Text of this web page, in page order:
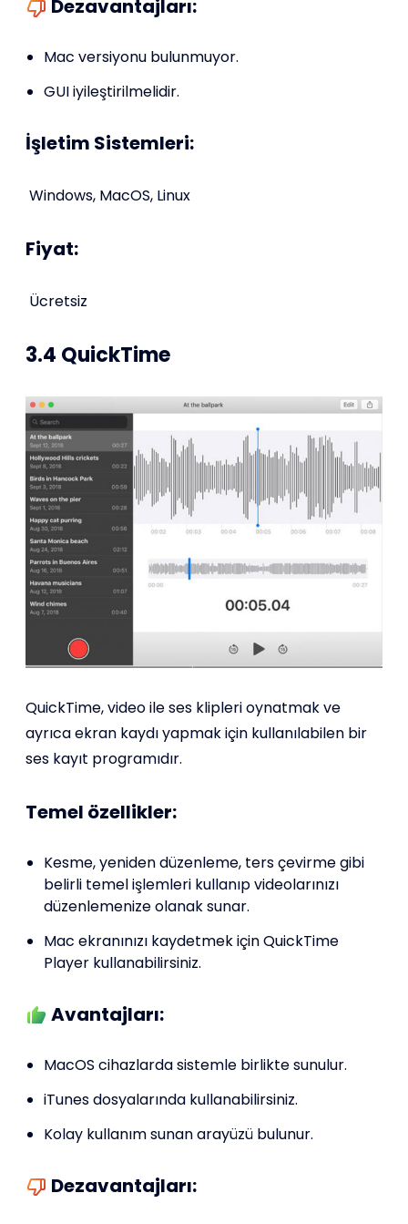
Dezavantajları:
Mac versiyonu bulunmuyor.
GUI iyileştirilmelidir.
İşletim Sistemleri:
Windows, MacOS, Linux
Fiyat:
Ücretsiz
3.4 QuickTime
QuickTime, video ile ses klipleri oynatmak ve
ayrıca ekran kaydı yapmak için kullanılabilen bir
ses kayıt programıdır.
Temel özellikler:
Kesme, yeniden düzenleme, ters çevirme gibi
belirli temel işlemleri kullanıp videolarınızı
düzenlemenize olanak sunar.
Mac ekranınızı kaydetmek için QuickTime
Player kullanabilirsiniz.
Avantajları:
MacOS cihazlarda sistemle birlikte sunulur.
iTunes dosyalarında kullanabilirsiniz.
Kolay kullanım sunan arayüzü bulunur.
Dezavantajları: